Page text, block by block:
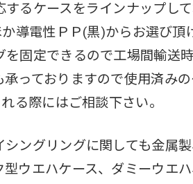
るケースをラインナップして
導電性ＰＰ(黒)からお選び頂
固定できるので工場間輸送
っておりますので使用済みの
る際にはご相談下さい。
ングリングに関しても金属
ウエハケース、ダミーウエ